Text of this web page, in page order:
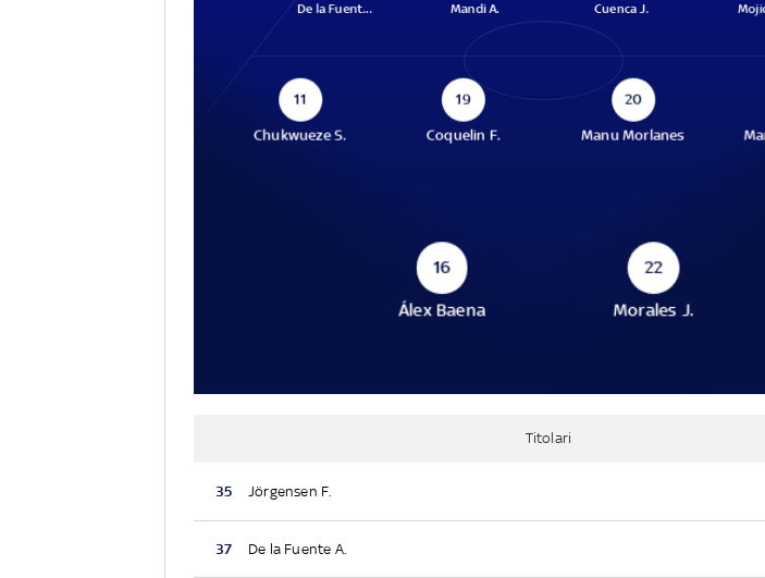
De la Fuent... Mandi A. Cuenca J.
11
Chukwueze S.
19
Coquelin F.
20
Manu Morlanes
16
Álex Baena
22
Morales J.
Titolari
35 Jörgensen F.
37 De la Fuente A.